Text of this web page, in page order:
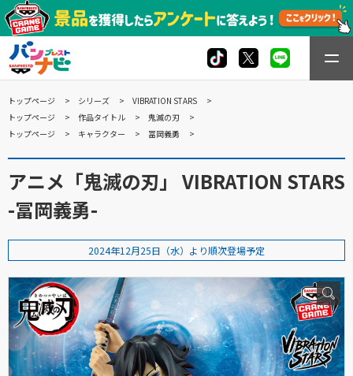
トップページ シリーズ
VIBRATION STARS
トップページ
作品タイトル
鬼滅の刃
トップページ
キャラクター 冨岡義勇
アニメ「鬼滅の刃」 VIBRATION STARS
-冨岡義勇-
2024年12月25日（水）より順次登場予定